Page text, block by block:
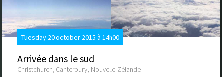
Tuesday 20 october 2015 à 14h00
Arrivée dans le sud
Christchurch, Canterbury, Nouvelle-Zélande